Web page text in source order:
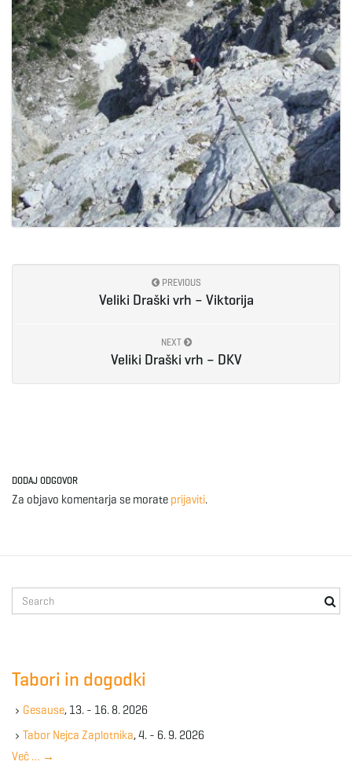
n
PREVIOUS
Veliki Draški vrh – Viktorija
NEXT
Veliki Draški vrh – DKV
DODAJ ODGOVOR
Za objavo komentarja se morate prijaviti.
e
e
y
w
Tabori in dogodki
Gesause, 13. - 16. 8. 2026
Tabor Nejca Zaplotnika, 4. - 6. 9. 2026
Več … →